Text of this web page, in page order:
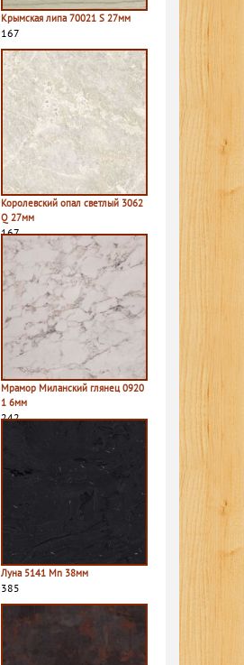
Крымская липа 70021 S 27мм
167
Королевский опал светлый 3062
Q 27мм
167
Мрамор Миланский глянец 0920
1 6мм
242
Луна 5141 Mn 38мм
385